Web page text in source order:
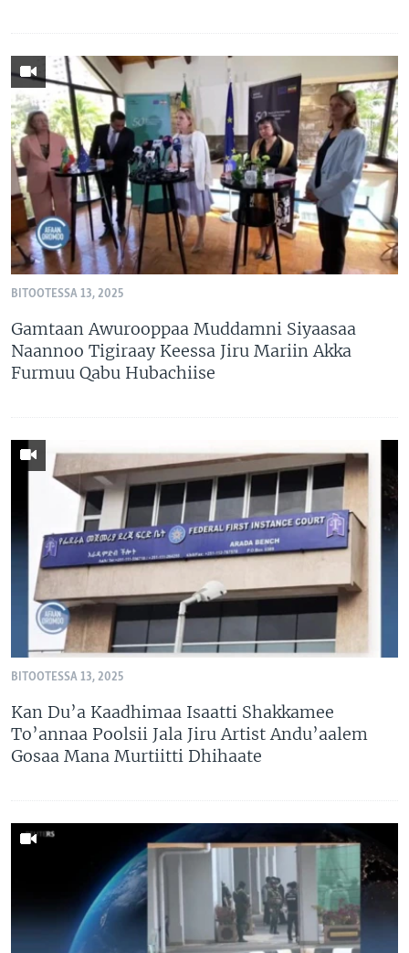
BITOOTESSA 13, 2025
Gamtaan Awurooppaa Muddamni Siyaasaa
Naannoo Tigiraay Keessa Jiru Mariin Akka
Furmuu Qabu Hubachiise
BITOOTESSA 13, 2025
Kan Du’a Kaadhimaa Isaatti Shakkamee
To’annaa Poolsii Jala Jiru Artist Andu’aalem
Gosaa Mana Murtiitti Dhihaate